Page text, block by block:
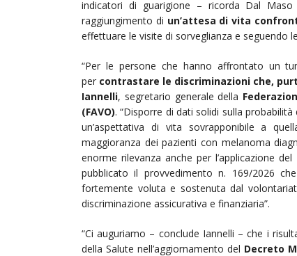
indicatori di guarigione – ricorda Dal
raggiungimento di un’attesa di vita
effettuare le visite di sorveglianza e seguendo
“Per le persone che hanno affrontato un
per contrastare le discriminazioni che,
Iannelli, segretario generale della
(FAVO). “Disporre di dati solidi sulla
un’aspettativa di vita sovrapponibile a
maggioranza dei pazienti con melanoma
enorme rilevanza anche per l’applicazione del
pubblicato il provvedimento n. 169/2026
fortemente voluta e sostenuta dal
discriminazione assicurativa e finanziaria”.
“Ci auguriamo – conclude Iannelli – che i
della Salute nell’aggiornamento del Decreto